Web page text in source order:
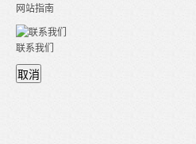
网站指南
联系我们
取消